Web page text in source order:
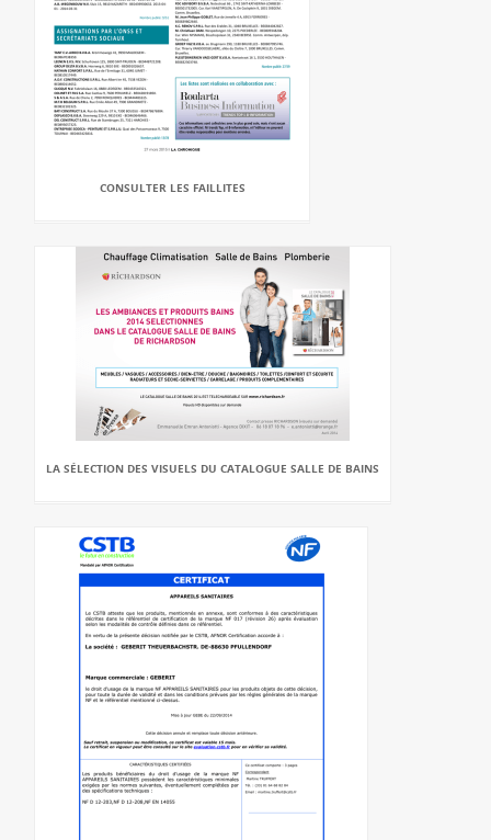
CONSULTER LES FAILLITES
LA SÉLECTION DES VISUELS DU CATALOGUE SALLE DE BAINS